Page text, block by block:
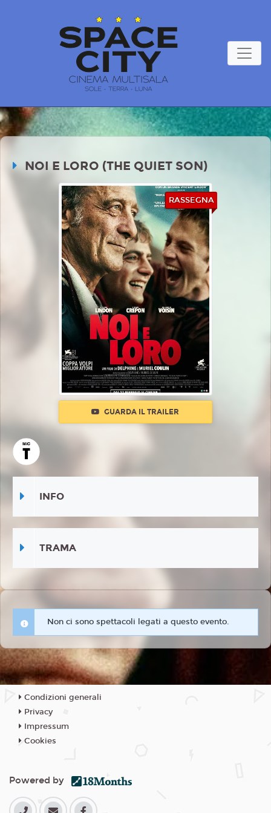
NOI E LORO (THE QUIET SON)
RASSEGNA
GUARDA IL TRAILER
INFO
TRAMA
Non ci sono spettacoli legati a questo evento.
Condizioni generali
Privacy
Impressum
Cookies
Powered by